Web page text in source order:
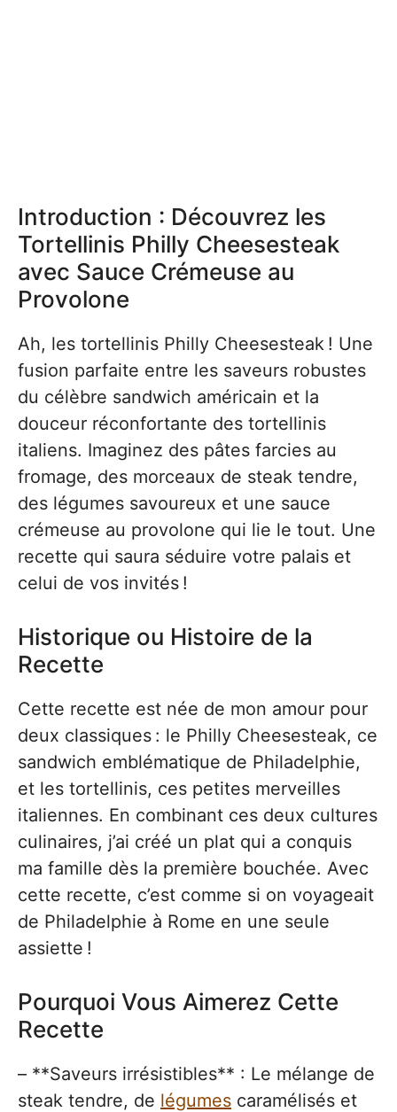
Introduction : Découvrez les
Tortellinis Philly Cheesesteak
avec Sauce Crémeuse au
Provolone
Ah, les tortellinis Philly Cheesesteak ! Une
fusion parfaite entre les saveurs robustes
du célèbre sandwich américain et la
douceur réconfortante des tortellinis
italiens. Imaginez des pâtes farcies au
fromage, des morceaux de steak tendre,
des légumes savoureux et une sauce
crémeuse au provolone qui lie le tout. Une
recette qui saura séduire votre palais et
celui de vos invités !
Historique ou Histoire de la
Recette
Cette recette est née de mon amour pour
deux classiques : le Philly Cheesesteak, ce
sandwich emblématique de Philadelphie,
et les tortellinis, ces petites merveilles
italiennes. En combinant ces deux cultures
culinaires, j’ai créé un plat qui a conquis
ma famille dès la première bouchée. Avec
cette recette, c’est comme si on voyageait
de Philadelphie à Rome en une seule
assiette !
Pourquoi Vous Aimerez Cette
Recette
– **Saveurs irrésistibles** : Le mélange de
steak tendre, de légumes caramélisés et